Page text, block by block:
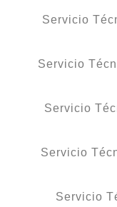
Servicio
Servicio
Servicio
Servicio
Servicio